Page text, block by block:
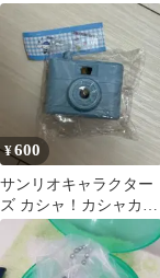
ト おまけ付き
¥600
サンリオキャラクター
ズ カシャ！カシャカメ
ラ